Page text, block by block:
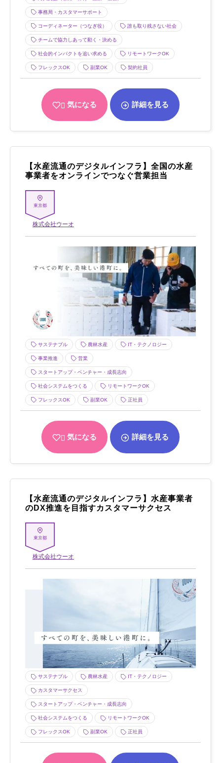
事務局・カスタマーサポート
コーディネーター（つなぎ役） 誰も取り残さない社会
チームで協力しあって動く・決める
社会的インパクトを追い求める リモートワークOK
フレックスOK 副業OK 契約社員
気になる 詳細を見る
【水産流通のデジタルインフラ】全国の水産
事業者をオンラインでつなぐ営業担当
東京都
株式会社ウーオ
サステナブル 農林水産 IT・テクノロジー
事業推進 営業
スタートアップ・ベンチャー・成長志向
社会システムをつくる リモートワークOK
フレックスOK 副業OK 正社員
気になる 詳細を見る
【水産流通のデジタルインフラ】水産事業者
のDX推進を目指すカスタマーサクセス
東京都
株式会社ウーオ
サステナブル 農林水産 IT・テクノロジー
カスタマーサクセス
スタートアップ・ベンチャー・成長志向
社会システムをつくる リモートワークOK
フレックスOK 副業OK 正社員